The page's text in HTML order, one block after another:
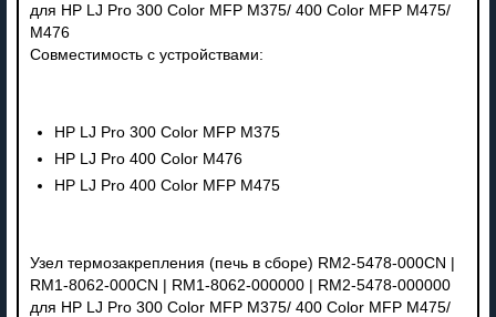
для HP LJ Pro 300 Color MFP M375/ 400 Color MFP M475/
M476
Совместимость с устройствами:
HP LJ Pro 300 Color MFP M375
HP LJ Pro 400 Color M476
HP LJ Pro 400 Color MFP M475
Узел термозакрепления (печь в сборе) RM2-5478-000CN |
RM1-8062-000CN | RM1-8062-000000 | RM2-5478-000000
для HP LJ Pro 300 Color MFP M375/ 400 Color MFP M475/